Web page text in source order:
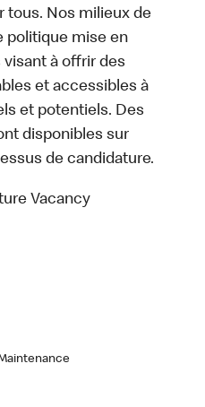
tous. Nos milieux de
politique mise en
à offrir des
et accessibles à
et potentiels. Des
disponibles sur
de candidature.
Vacancy